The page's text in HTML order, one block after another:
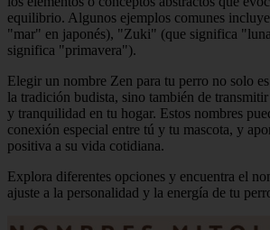
equilibrio. Algunos ejemplos comunes
"mar" en japonés), "Zuki" (que significa
significa "primavera").
Elegir un nombre Zen para tu perro no solo
la tradición budista, sino también de
y tranquilidad en tu hogar. Estos nombres
conexión especial entre tú y tu mascota, y
positiva a su vida cotidiana.
Explora diferentes opciones y encuentra el
ajuste a la personalidad y la energía de tu